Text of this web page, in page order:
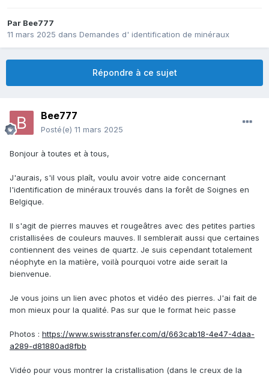
Par Bee777
11 mars 2025 dans Demandes d' identification de minéraux
Répondre à ce sujet
Bee777
Posté(e) 11 mars 2025
Bonjour à toutes et à tous,
J'aurais, s'il vous plaît, voulu avoir votre aide concernant
l'identification de minéraux trouvés dans la forêt de Soignes en
Belgique.
Il s'agit de pierres mauves et rougeâtres avec des petites parties
cristallisées de couleurs mauves. Il semblerait aussi que certaines
contiennent des veines de quartz. Je suis cependant totalement
néophyte en la matière, voilà pourquoi votre aide serait la
bienvenue.
Je vous joins un lien avec photos et vidéo des pierres. J'ai fait de
mon mieux pour la qualité. Pas sur que le format heic passe
Photos : https://www.swisstransfer.com/d/663cab18-4e47-4daa-
a289-d81880ad8fbb
Vidéo pour vous montrer la cristallisation (dans le creux de la